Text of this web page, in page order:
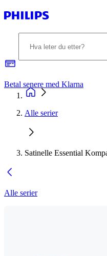
Betal senere med Klarna
Alle serier
Satinelle Essential
Alle serier